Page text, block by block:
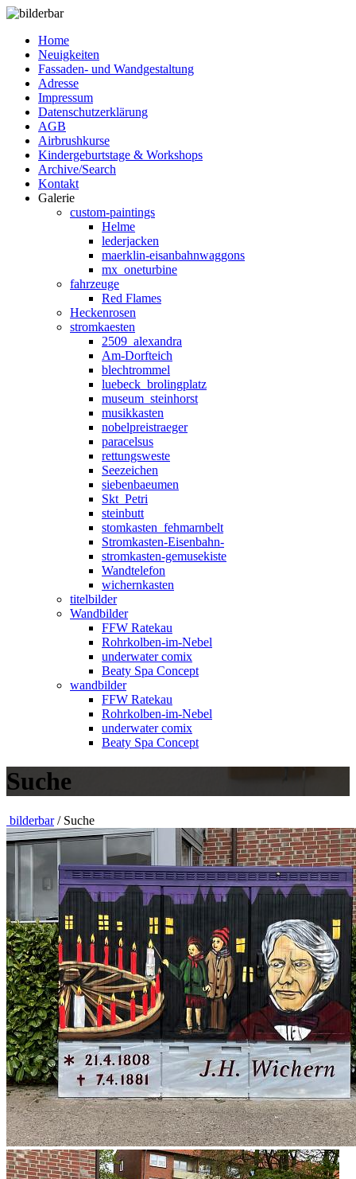
Home
Neuigkeiten
Fassaden- und Wandgestaltung
Adresse
Impressum
Datenschutzerklärung
AGB
Airbrushkurse
Kindergeburtstage & Workshops
Archive/Search
Kontakt
Galerie
custom-paintings
Helme
lederjacken
maerklin-eisanbahnwaggons
mx_oneturbine
fahrzeuge
Red Flames
Heckenrosen
stromkaesten
2509_alexandra
Am-Dorfteich
blechtrommel
luebeck_brolingplatz
museum_steinhorst
musikkasten
nobelpreistraeger
paracelsus
rettungsweste
Seezeichen
siebenbaeumen
Skt_Petri
steinbutt
stomkasten_fehmarnbelt
Stromkasten-Eisenbahn-
stromkasten-gemusekiste
Wandtelefon
wichernkasten
titelbilder
Wandbilder
FFW Ratekau
Rohrkolben-im-Nebel
underwater comix
Beaty Spa Concept
wandbilder
FFW Ratekau
Rohrkolben-im-Nebel
underwater comix
Beaty Spa Concept
Suche
bilderbar/ Suche